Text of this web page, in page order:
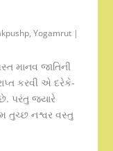
,Yogamrut |
માનવ જાતિની
કરવી એ દરેકે-
પરંતુ જ્યારે
તુચ્છ નશ્વર વસ્તુ